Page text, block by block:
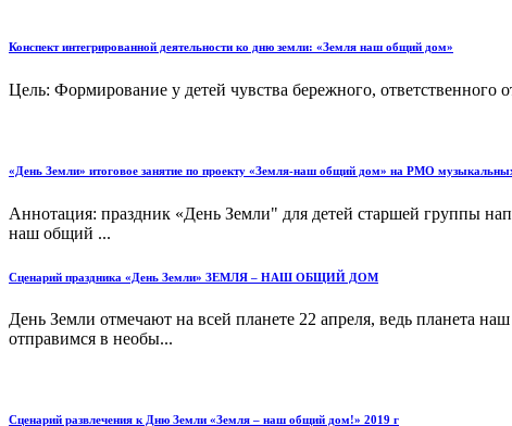
Конспект интегрированной деятельности ко дню земли: «Земля наш общий дом»
Цель: Формирование у детей чувства бережного,
«День Земли» итоговое занятие по проекту «Земля-наш общий дом» на РМО
Аннотация: праздник «День Земли" для детей старшей группы
наш общий ...
Сценарий праздника «День Земли» ЗЕМЛЯ – НАШ ОБЩИЙ ДОМ
День Земли отмечают на всей планете 22 апреля, ведь планета
отправимся в необы...
Сценарий развлечения к Дню Земли «Земля – наш общий дом!» 2019 г